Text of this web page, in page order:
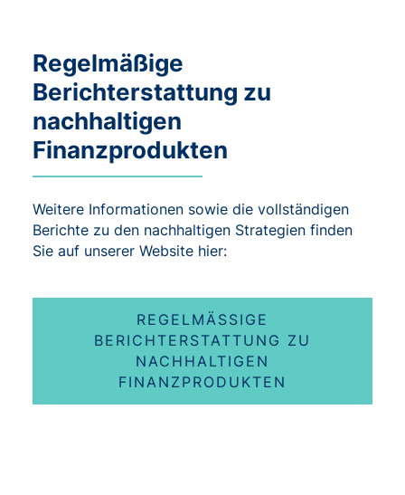
Regelmäßige
Berichterstattung zu
nachhaltigen
Finanzprodukten
Weitere Informationen sowie die vollständigen
Berichte zu den nachhaltigen Strategien finden
Sie auf unserer Website hier:
REGELMÄSSIGE B
ERICHTERSTATTUNG ZU N
ACHHALTIGEN F
INANZPRODUKTEN